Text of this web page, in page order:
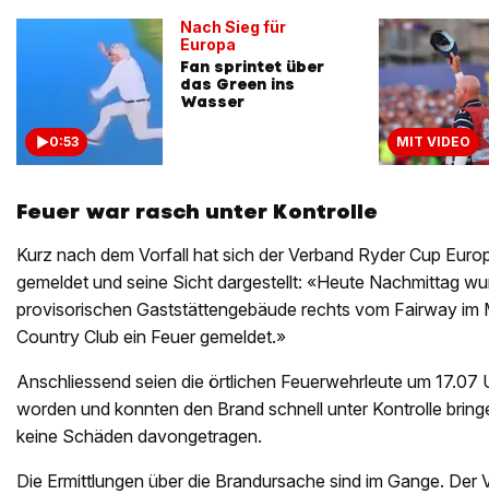
0:53
Nach Sieg für
Europa
Fan sprintet über
das Green ins
Wasser
MIT VIDEO
Feuer war rasch unter Kontrolle
Kurz nach dem Vorfall hat sich der Verband Ryder Cup
gemeldet und seine Sicht dargestellt: «Heute Nachmittag
provisorischen Gaststättengebäude rechts vom Fairway im
Country Club ein Feuer gemeldet.»
Anschliessend seien die örtlichen Feuerwehrleute um
worden und konnten den Brand schnell unter Kontrolle
keine Schäden davongetragen.
Die Ermittlungen über die Brandursache sind im Gange. Der